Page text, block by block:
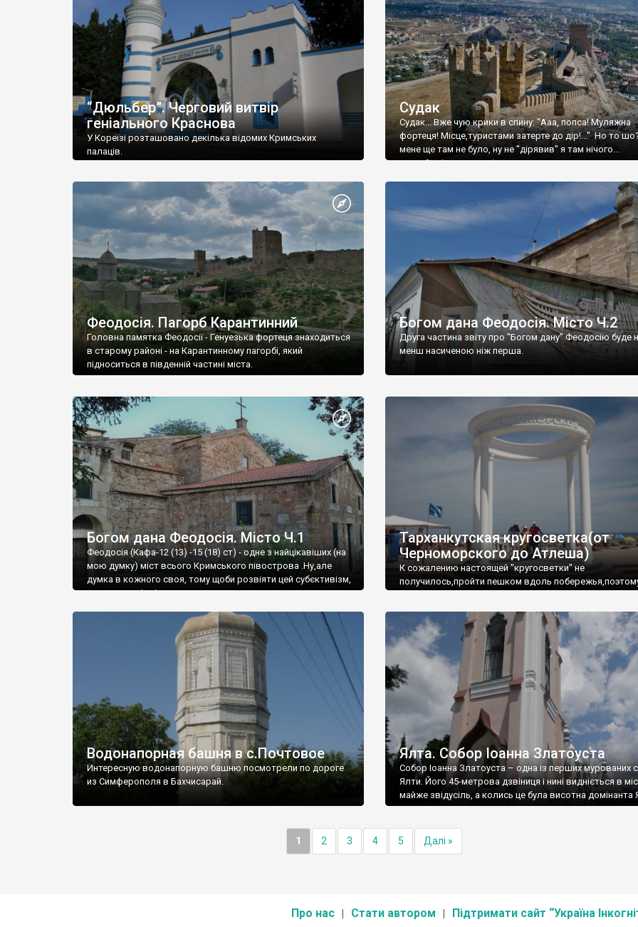
“Дюльбер”. Черговий витвір
геніального Краснова
У Кореїзі розташовано декілька відомих Кримських
палаців.
Судак
Судак... Вже чую крики в спину: "Ааа, попса! Муляжна
фортеця! Місце,туристами затерте до дір!..." Но то
мене ще там не було, ну не "дірявив" я там нічого...
принаймні до цього літа.
Феодосія. Пагорб Карантинний
Головна памятка Феодосії - Генуезька фортеця знаходиться
в старому районі - на Карантинному пагорбі, який
підноситься в південній частині міста.
Богом дана Феодосія. Місто Ч.2
Друга частина звіту про "Богом дану" Феодосію буде
менш насиченою ніж перша.
Богом дана Феодосія. Місто Ч.1
Феодосія (Кафа-12 (13) -15 (18) ст) - одне з найцікавіших (на
мою думку) міст всього Кримського півострова .Ну,але
думка в кожного своя, тому щоби розвіяти цей субєктивізм,
запрошую відвідати це
Тарханкутская кругосветка(от
Черноморского до Атлеша)
К сожалению настоящей "кругосветки" не
получилось,пройти пешком вдоль
Водонапорная башня в с.Почтовое
Интересную водонапорную башню посмотрели по дороге
из Симферополя в Бахчисарай.
Ялта. Собор Іоанна Златоуста
Собор Іоанна Златоуста – одна із перших мурованих
Ялти. Його 45-метрова дзвіниця і нині видніється в
майже звідусіль, а колись це була висотна домінанта
1 2 3 4 5 Далі »
Про нас Стати автором Підтримати сайт “Україна